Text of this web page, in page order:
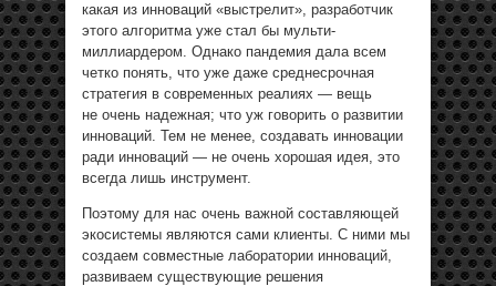
какая из инноваций «выстрелит», разработчик
этого алгоритма уже стал бы мульти-
миллиардером. Однако пандемия дала всем
четко понять, что уже даже среднесрочная
стратегия в современных реалиях — вещь
не очень надежная; что уж говорить о развитии
инноваций. Тем не менее, создавать инновации
ради инноваций — не очень хорошая идея, это
всегда лишь инструмент.
Поэтому для нас очень важной составляющей
экосистемы являются сами клиенты. С ними мы
создаем совместные лаборатории инноваций,
развиваем существующие решения